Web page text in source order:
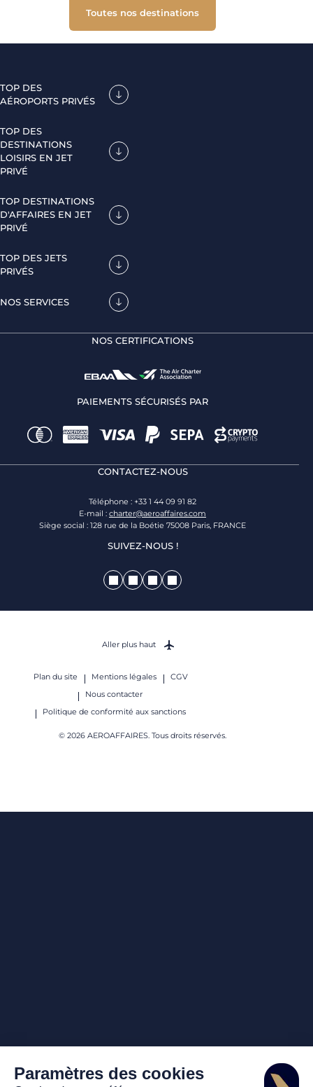
Toutes nos destinations
TOP DES
AÉROPORTS PRIVÉS
TOP DES
DESTINATIONS
LOISIRS EN JET
PRIVÉ
TOP DESTINATIONS
D'AFFAIRES EN JET
PRIVÉ
TOP DES JETS
PRIVÉS
NOS SERVICES
NOS CERTIFICATIONS
PAIEMENTS SÉCURISÉS PAR
CONTACTEZ-NOUS
Téléphone : +33 1 44 09 91 82
E-mail : charter@aeroaffaires.com
Siège social : 128 rue de la Boétie 75008 Paris, FRANCE
SUIVEZ-NOUS !
Plan du site Mentions légales
CGV
Nous contacter
Politique de conformité aux sanctions
© 2026 AEROAFFAIRES. Tous droits réservés.
Aller plus haut
Paramètres des cookies